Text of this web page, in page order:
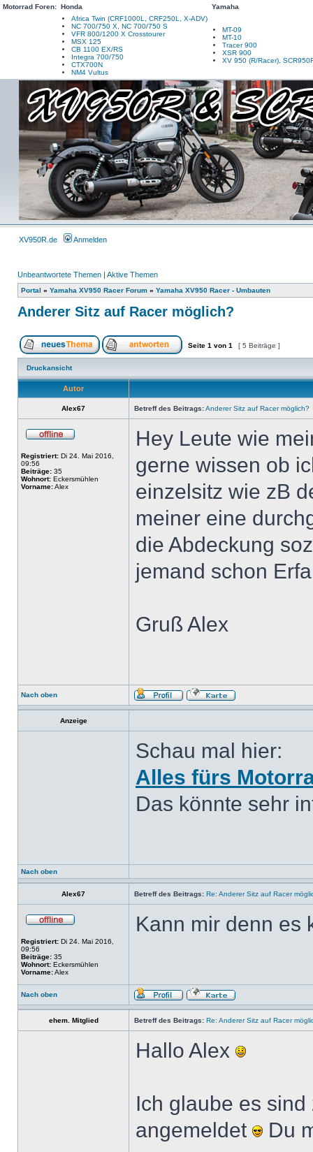
Motorrad Foren: Honda
Yamaha
Africa Twin (CRF1000L, CRF250L, X-ADV)
NC 700/750 X, NC 700/750 S
VFR 800/1200 X Crosstourer
MSX 125
CB 1100 EX/RS
Integra 700/750
CTX700N
NM4 Vultus
MT-09
MT-10
Tracer 900
XSR 900
XV 950 (R/Racer),
XV950R.de Anmelden
Unbeantwortete Themen | Aktive Themen
Portal » Yamaha XV950 Racer Forum » Yamaha XV950 Racer - Umbauten
Anderer Sitz auf Racer möglich?
Seite 1 von 1 [ 5 Beiträge ]
Druckansicht
Autor
Alex67 Betreff des Beitrags:Anderer Sitz auf Racer möglich?
Registriert: Di 24. Mai 2016,
09:56
Beiträge: 35
Wohnort: Eckersmühlen
Vorname:Alex
Hey Leute wie
gerne wissen ob
einzelsitz wie zB
meiner eine
die Abdeckung
jemand schon
Gruß Alex
Nach oben
Anzeige
Schau mal hier:
Alles fürs
Das könnte sehr
Nach oben
Alex67 Betreff des Beitrags: Re: Anderer Sitz auf Racer
Registriert: Di 24. Mai 2016,
09:56
Beiträge: 35
Wohnort: Eckersmühlen
Vorname:Alex
Kann mir denn es
Nach oben
ehem. Mitglied Betreff des Beitrags: Re: Anderer Sitz auf Racer
Hallo Alex
Ich glaube es
angemeldet
Du